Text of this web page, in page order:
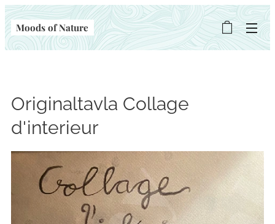
Moods of Nature
Originaltavla Collage
d'interieur